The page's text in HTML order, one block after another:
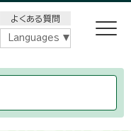
よくある質問
Languages